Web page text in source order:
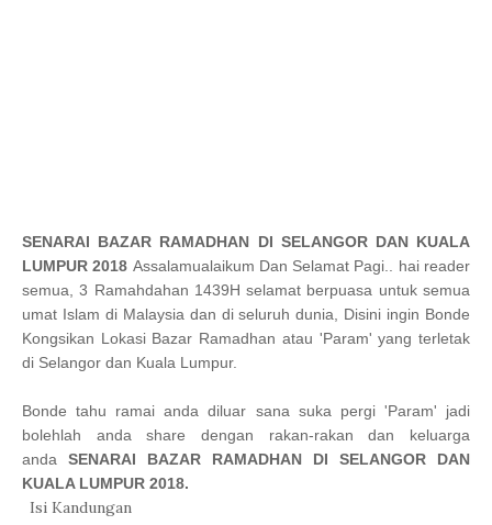
SENARAI BAZAR RAMADHAN DI SELANGOR DAN KUALA
LUMPUR 2018 Assalamualaikum Dan Selamat Pagi.. hai reader
semua, 3 Ramahdahan 1439H selamat berpuasa untuk semua
umat Islam di Malaysia dan di seluruh dunia, Disini ingin Bonde
Kongsikan Lokasi Bazar Ramadhan atau 'Param' yang terletak
di Selangor dan Kuala Lumpur.
Bonde tahu ramai anda diluar sana suka pergi 'Param' jadi
bolehlah anda share dengan rakan-rakan dan keluarga
anda SENARAI BAZAR RAMADHAN DI SELANGOR DAN
KUALA LUMPUR 2018.
Isi Kandungan